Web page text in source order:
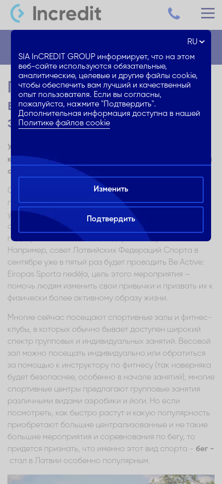
Готовься к марафону и
выбирай качественную
экипировку для бега!
Узнай, как выбрать и приобрести, не переплачивая,
качественную одежду и экипировку для тренировок и
соревнований по бегу!
Спорт все больше становится частью нашей
повседневной жизни – различные организации,
учреждения, а в последние годы и лидеры
общественного мнения в социальных сетях,
поддерживают активный и здоровый образ жизни.
Например, совет Латвийских Федераций Спорта в
сентябре уже в пятый раз будет проводить Be Active:
Eiropas Sporta nedēļа, цель этого мероприятия –
помочь людям изменить свои привычки и призвать их к
физически более активному образу жизни.
Многие сейчас посещают спортивные залы и фитнес-
клубы, в которых обычно бывает доступен широкий
спектр групповых и индивидуальных занятий. Весовой
зал можно посещать индивидуально или обратиться
за помощью к инструктору по фитнесу (так наверняка
будет безопаснее, особенно в начале занятий), многие
спортивные центры предлагают групповые занятия
различными видами аэробики и йоги. Но если
посмотреть, как быстро растут и какую популярность
приобретают большие централизованные и не такие
большие мероприятия и соревнования по бегу, то
придется признать, что именно этот вид спорта - бег -
стал в Латвии особенно популярным.
RU
SIA InCREDIT GROUP информирует, что на этом
веб-сайте используются обязательные,
аналитические, целевые и другие файлы cookie,
чтобы обеспечить вам лучший и качественный
опыт пользователя. Если вы согласны,
пожалуйста, нажмите "Подтвердить".
Дополнительная информация доступна в нашей
Политике файлов cookie
Изменить
Подтвердить